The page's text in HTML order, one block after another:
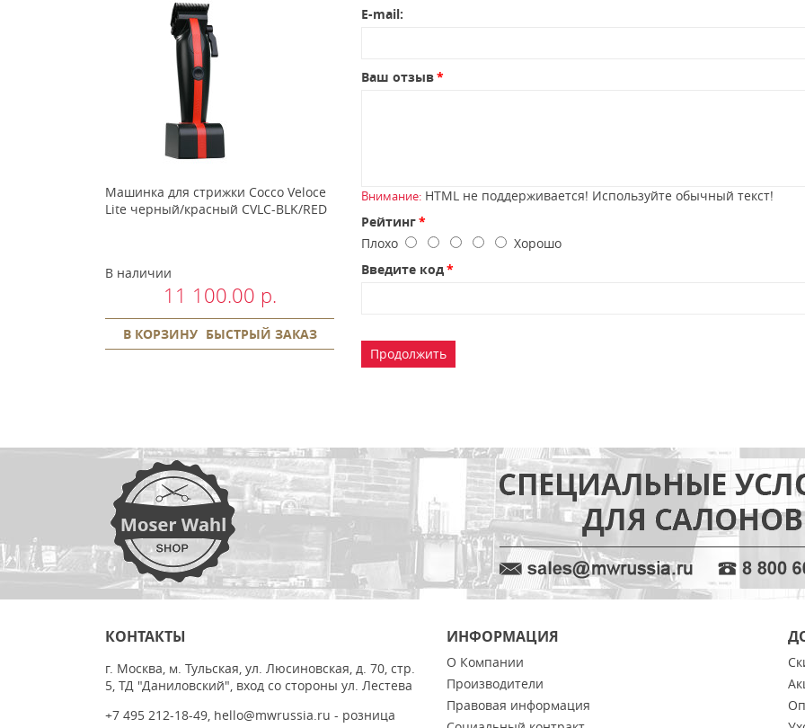
Машинка для стрижки Cocco Veloce
Lite черный/красный CVLC-BLK/RED
В наличии
11 100.00 р.
В КОРЗИНУ БЫСТРЫЙ ЗАКАЗ
E-mail:
Ваш отзыв
Внимание: HTML не поддерживается! Используйте обычный текст!
Рейтинг
Плохо
Хорошо
Введите код
Продолжить
КОНТАКТЫ
г. Москва, м. Тульская, ул. Люсиновская, д. 70, стр.
5, ТД "Даниловский", вход со стороны ул. Лестева
+7 495 212-18-49, hello@mwrussia.ru - розница
ИНФОРМАЦИЯ
О Компании
Производители
Правовая информация